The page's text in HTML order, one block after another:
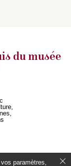
du musée
paramètres,